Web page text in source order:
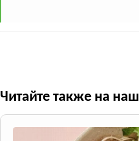
Читайте также на